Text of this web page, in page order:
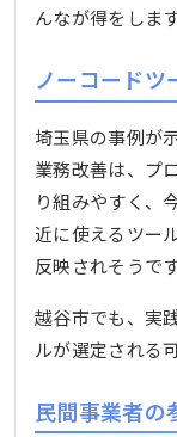
んなが得をしま
ノーコードツ
埼玉県の事例が
業務改善は、プ
り組みやすく、
近に使えるツー
反映されそうです
越谷市でも、実
ルが選定される
民間事業者の